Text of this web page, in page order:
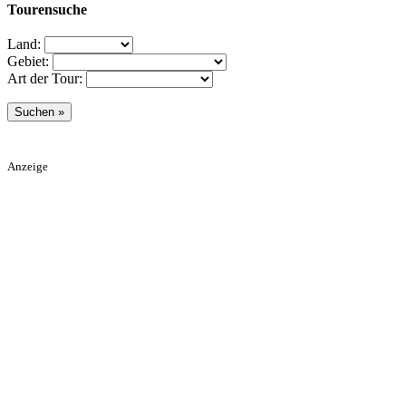
Tourensuche
Land:
Gebiet:
Art der Tour:
Anzeige